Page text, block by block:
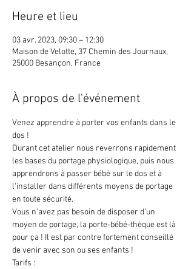
Heure et lieu
03 avr. 2023, 09:30 – 12:30
Maison de Velotte, 37 Chemin des Journaux,
25000 Besançon, France
À propos de l'événement
Venez apprendre à porter vos enfants dans le
dos !
Durant cet atelier nous reverrons rapidement
les bases du portage physiologique, puis nous
apprendrons à passer bébé sur le dos et à
l'installer dans différents moyens de portage
en toute sécurité.
Vous n’avez pas besoin de disposer d’un
moyen de portage, la porte-bébé-thèque est là
pour ça ! Il est par contre fortement conseillé
de venir avec son ou ses enfants !
Tarifs :